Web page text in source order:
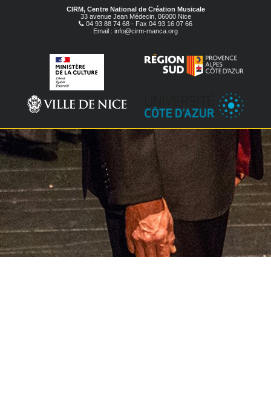
CIRM, Centre National de Création Musicale
33 avenue Jean Médecin, 06000 Nice
04 93 88 74 68 - Fax 04 93 16 07 66
Email : info@cirm-manca.org